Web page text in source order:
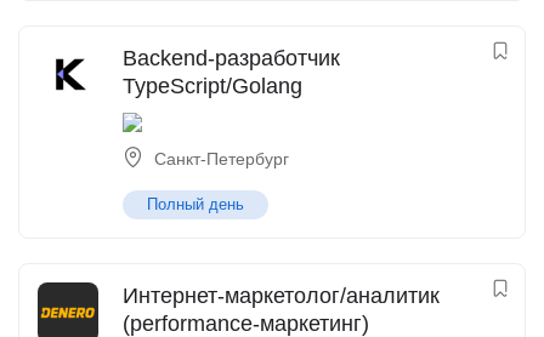
Backend-разработчик
TypeScript/Golang
Санкт-Петербург
Полный день
Интернет-маркетолог/аналитик
(performance-маркетинг)